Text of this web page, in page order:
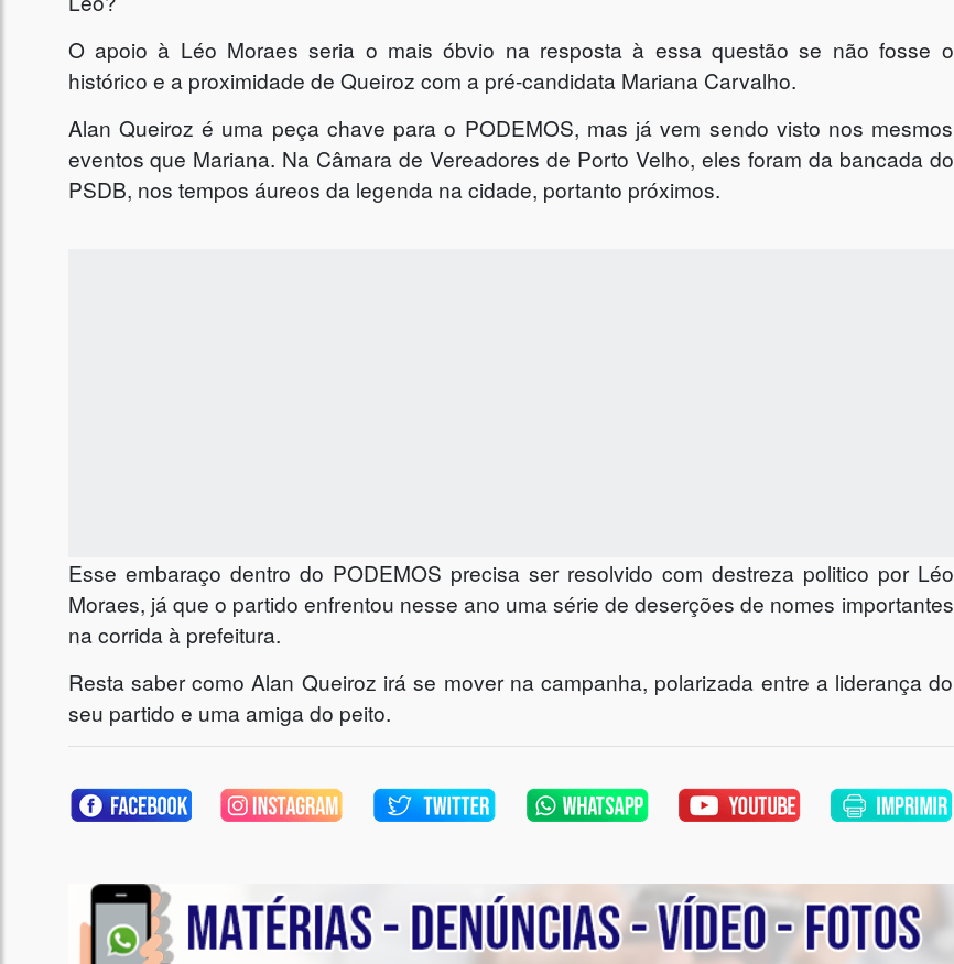
O apoio à Léo Moraes seria o mais óbvio na resposta à essa questão se não fosse o
histórico e a proximidade de Queiroz com a pré-candidata Mariana Carvalho.
Alan Queiroz é uma peça chave para o PODEMOS, mas já vem sendo visto nos mesmos
eventos que Mariana. Na Câmara de Vereadores de Porto Velho, eles foram da bancada do
PSDB, nos tempos áureos da legenda na cidade, portanto próximos.
Esse embaraço dentro do PODEMOS precisa ser resolvido com destreza politico por Léo
Moraes, já que o partido enfrentou nesse ano uma série de deserções de nomes importantes
na corrida à prefeitura.
Resta saber como Alan Queiroz irá se mover na campanha, polarizada entre a liderança do
seu partido e uma amiga do peito.